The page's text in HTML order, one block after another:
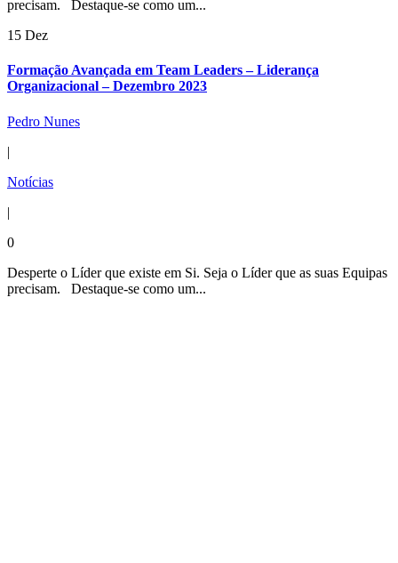
precisam. Destaque-se como um...
15 Dez
Formação Avançada em Team Leaders – Liderança
Organizacional – Dezembro 2023
Pedro Nunes
|
Notícias
|
0
Desperte o Líder que existe em Si. Seja o Líder que as suas Equipas
precisam. Destaque-se como um...